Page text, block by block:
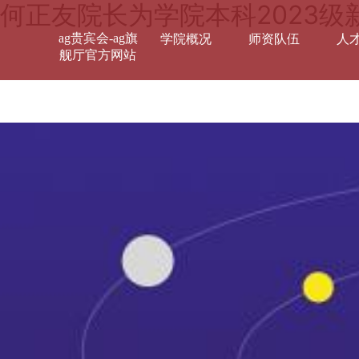
何正友院长为学院本科2023级
ag贵宾会-ag旗
舰厅官方网站
学院概况 师资队伍 人